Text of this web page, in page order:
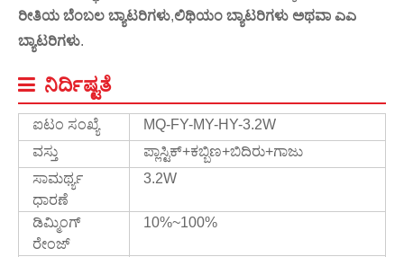
ರೀತಿಯ ಬೆಂಬಲ ಬ್ಯಾಟರಿಗಳು,ಲಿಥಿಯಂ ಬ್ಯಾಟರಿಗಳು ಅಥವಾ ಎಎ
ಬ್ಯಾಟರಿಗಳು.
ನಿರ್ದಿಷ್ಟತೆ
ಐಟಂ ಸಂಖ್ಯೆ
MQ-FY-MY-HY-3.2W
ವಸ್ತು
ಪ್ಲಾಸ್ಟಿಕ್+ಕಬ್ಬಿಣ+ಬಿದಿರು+ಗಾಜು
ಸಾಮರ್ಥ್ಯ
ಧಾರಣೆ
3.2W
ಡಿಮ್ಮಿಂಗ್
ರೇಂಜ್
10%~100%